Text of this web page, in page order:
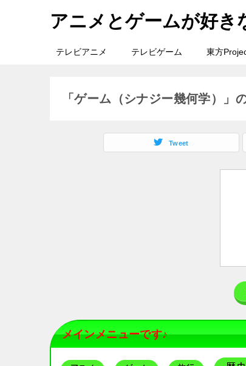
アニメとゲームが好き
テレビアニメ テレビゲーム 東方
「ゲーム（シナジー幾何学）」
Tweet
メインメニューです♪